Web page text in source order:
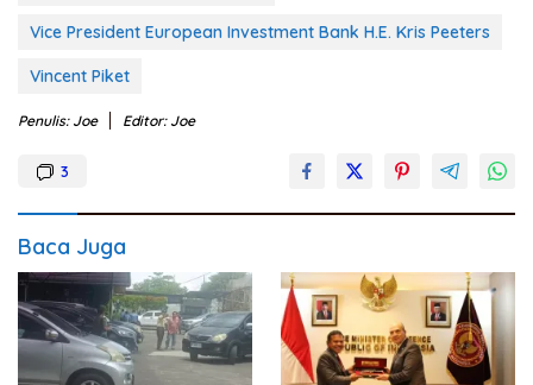
Vice President European Investment Bank H.E. Kris Peeters
Vincent Piket
Penulis: Joe Editor: Joe
3
Baca Juga